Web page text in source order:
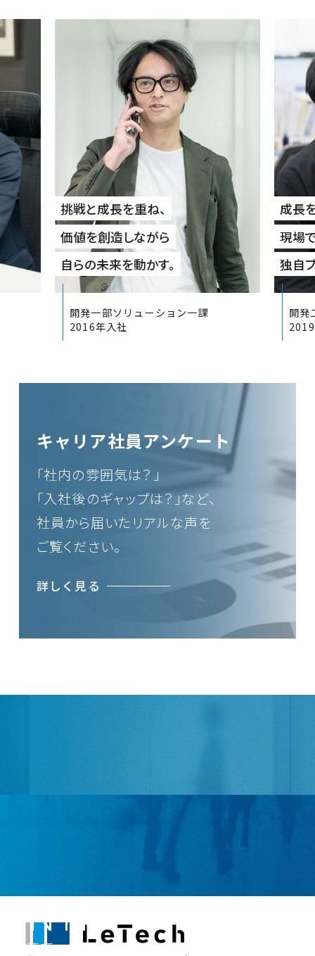
挑戦と成長を重ね、
価値を創造しながら
自らの未来を動かす。
開発一部ソリューション一課
2016年入社
成長
現場
独自
開発
キャリア社員アンケート
「社内の雰囲気は？」
「入社後のギャップは？」など、
社員から届いたリアルな声を
ご覧ください。
詳しく見る
ENTRY
募集要項・エントリー